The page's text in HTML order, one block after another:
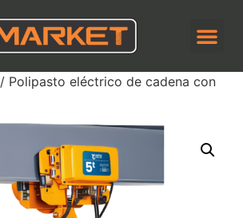
/ Polipasto eléctrico de cadena con